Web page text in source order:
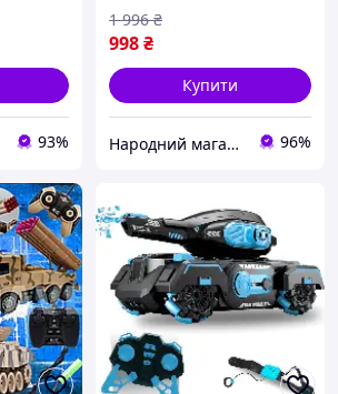
93%
998₴
1 996 ₴
Купити
Народний магазин 96%